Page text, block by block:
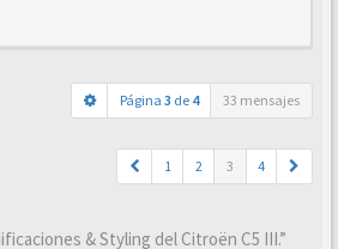
Página 3 de 4 33 mensajes
1 2 3 4
& Styling del Citroën C5 III.”